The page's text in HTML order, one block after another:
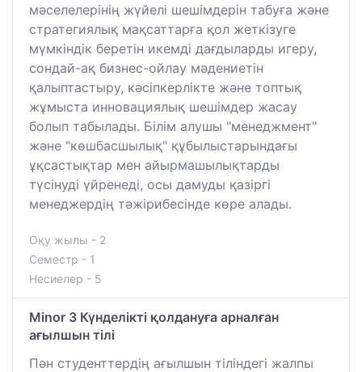
мәселелерінің жүйелі шешімдерін табуға және
стратегиялық мақсаттарға қол жеткізуге
мүмкіндік беретін икемді дағдыларды игеру,
сондай-ақ бизнес-ойлау мәдениетін
қалыптастыру, кәсіпкерлікте және топтық
жұмыста инновациялық шешімдер жасау
болып табылады. Білім алушы "менеджмент"
және "көшбасшылық" құбылыстарындағы
ұқсастықтар мен айырмашылықтарды
түсінуді үйренеді, осы дамуды қазіргі
менеджердің тәжірибесінде көре алады.
Оқу жылы - 2
Семестр - 1
Несиелер - 5
Minor 3 Күнделікті қолдануға арналған
ағылшын тілі
Пән студенттердің ағылшын тіліндегі жалпы